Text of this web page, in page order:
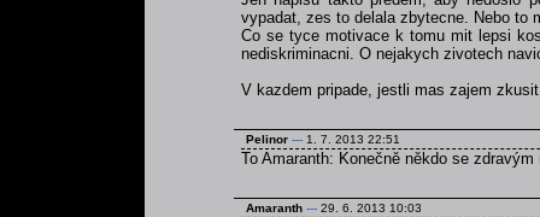
vypadat, zes to delala zbytecne. Nebo to
Co se tyce motivace k tomu mit lepsi
nediskriminacni. O nejakych zivotech
V kazdem pripade, jestli mas zajem
Pelinor --- 1. 7. 2013 22:51
To Amaranth: Konečně někdo se zdravým
Amaranth --- 29. 6. 2013 10:03